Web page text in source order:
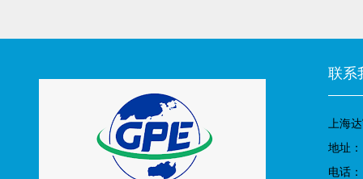
联系
上海
地址
电话